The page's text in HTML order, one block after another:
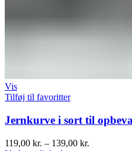
Vis
Tilføj til favoritter
Jernkurve i sort til
119,00 kr. – 139,00 kr.